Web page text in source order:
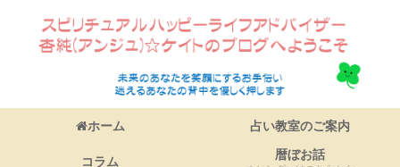
ホーム 占い教室のご案内
コラム 暦ぼお話